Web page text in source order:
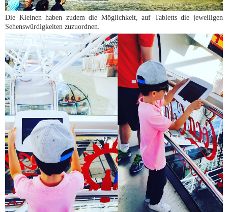
Die Kleinen haben zudem die Möglichkeit, auf Tabletts die jeweiligen
Sehenswürdigkeiten zuzuordnen.